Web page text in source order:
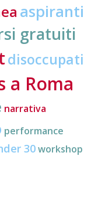
aspiranti
gratuiti
disoccupati
a Roma
narrativa
performance
30workshop